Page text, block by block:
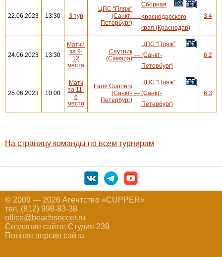
22.06.2023 13:30 3 тур
ЦПС "Пляж"
(Санкт-
Петербург)
—
Сборная
Краснодарского
края (Краснодар)
3:4
24.06.2023 13:30
Матчи
за 9-
12
места
Спутник
(Самара) —
ЦПС "Пляж"
(Санкт-
Петербург)
6:2
25.06.2023 10:00
Матч
за 11-
е
место
Farm Gunners
(Санкт-
Петербург)
—
ЦПС "Пляж"
(Санкт-
Петербург)
6:3
На страницу команды по всем турнирам
© 2009 — 2026 Агентство «CUPPER»
тел. (812) 998-83-38
office@beachsoccer.ru
Создание сайта: Студия 239
Полная версия сайта